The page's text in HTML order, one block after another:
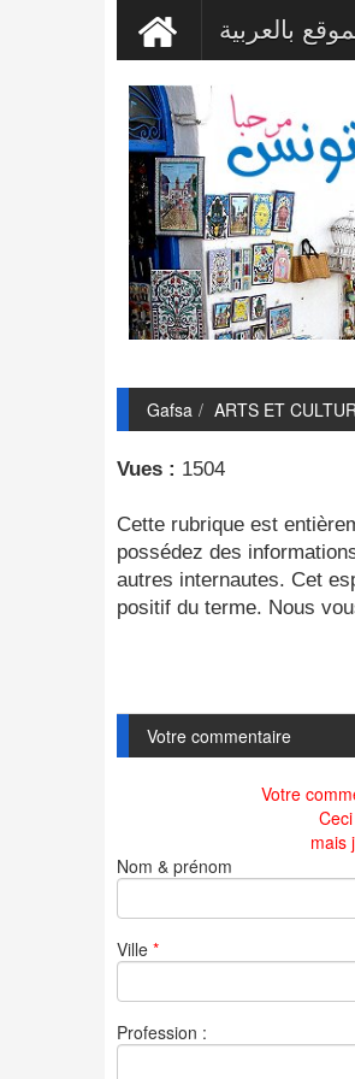
بالعربية
Gafsa ARTS ET
Vues : 1504
Cette rubrique est
possédez des
autres internautes. Cet
positif du terme. Nous
Votre commentaire
Votre
mais
Nom & prénom
Ville *
Profession :